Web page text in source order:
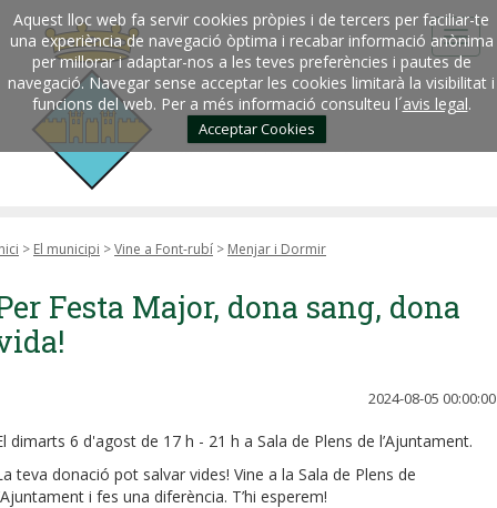
Aquest lloc web fa servir cookies pròpies i de tercers per faciliar-te
una experiència de navegació òptima i recabar informació anònima
per millorar i adaptar-nos a les teves preferències i pautes de
navegació. Navegar sense acceptar les cookies limitarà la visibilitat i
funcions del web. Per a més informació consulteu l´avis legal.
Acceptar Cookies
> El municipi >Vine a Font-rubí > Menjar i Dormir
Festa Major, dona sang, dona
2024-08-05 00:00:00
dimarts 6 d'agost de 17 h - 21 h a Sala de Plens de l’Ajuntament.
teva donació pot salvar vides! Vine a la Sala de Plens de
i fes una diferència. T’hi esperem!